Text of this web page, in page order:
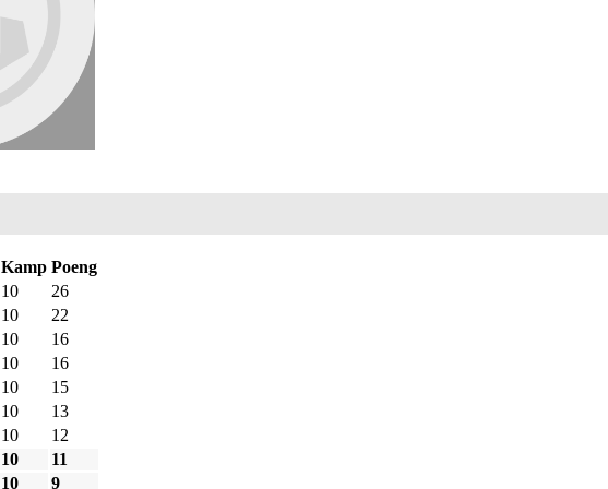
Kamp Poeng
10
26
10
22
10
16
10
16
10
15
10
13
10
12
10
11
10 9